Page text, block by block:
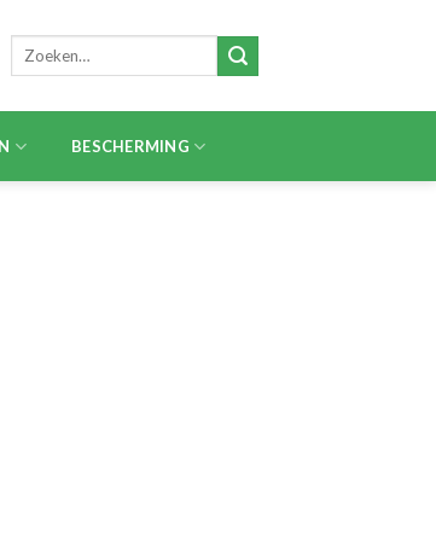
Zoeken
BESCHERMING